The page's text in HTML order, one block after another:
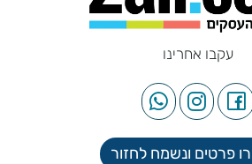
עקבו אחרינו
פרטים ונשמח לחזור